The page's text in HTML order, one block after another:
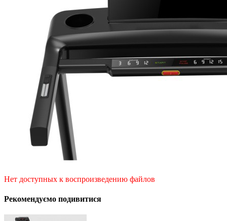
Нет доступных к воспроизведению файлов
Рекомендуємо подивитися